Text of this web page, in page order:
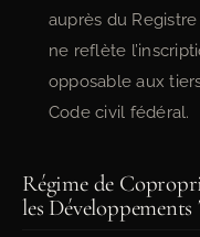
auprès du
ne reflète
opposable aux
Code civil fédéral.
Régime de
les